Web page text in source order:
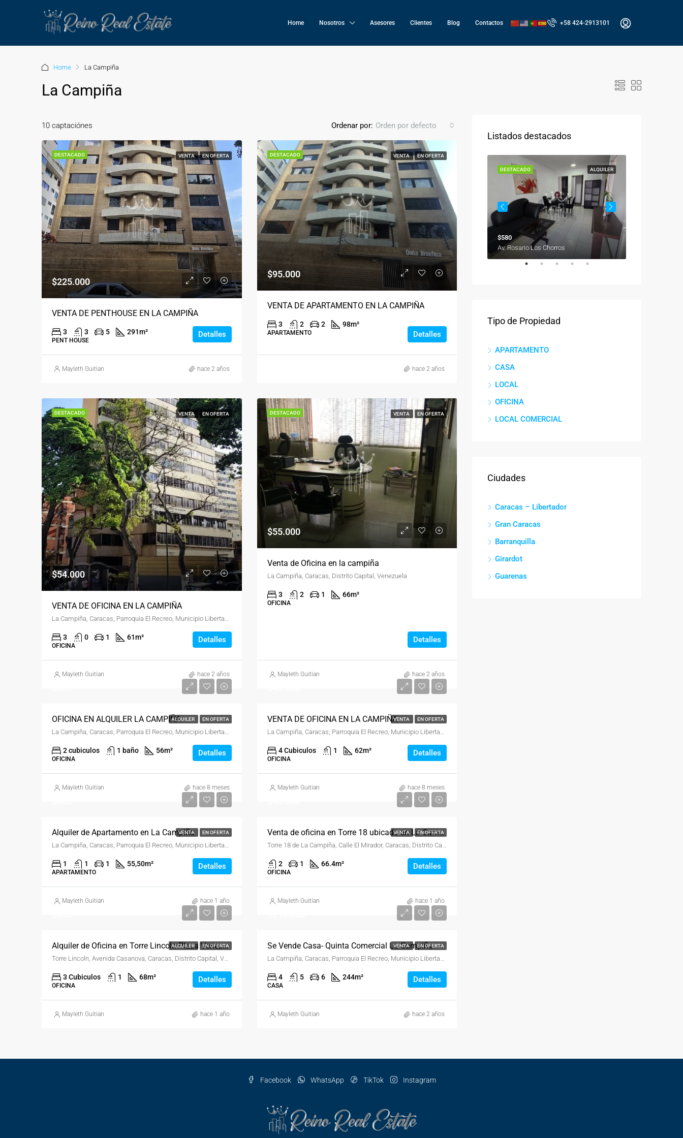
Home Nosotros Asesores Clientes Blog Contactos +58 424-2913101
Home La Campiña
La Campiña
10 captaciónes Ordenar por: Orden por defecto
DESTACADO VENTA EN OFERTA
$225.000
VENTA DE PENTHOUSE EN LA CAMPIÑA
3 3 5 291m²
PENT HOUSE
Detalles
Mayleth Guitian hace 2 años
DESTACADO VENTA EN OFERTA
$95.000
VENTA DE APARTAMENTO EN LA CAMPIÑA
3 2 2 98m²
APARTAMENTO Detalles
hace 2 años
DESTACADO VENTA EN OFERTA
$54.000
VENTA DE OFICINA EN LA CAMPIÑA
La Campiña, Caracas, Parroquia El Recreo, Municipio Libertador, Distrito Capital, 1052, Venezuela
3 0 1 61m²
OFICINA
Detalles
Mayleth Guitian hace 2 años
DESTACADO VENTA EN OFERTA
$55.000
Venta de Oficina en la campiña
La Campiña, Caracas, Distrito Capital, Venezuela
3 2 1 66m²
OFICINA
Detalles
Mayleth Guitian hace 2 años
ALQUILER EN OFERTA
OFICINA EN ALQUILER LA CAMPIÑA
La Campiña, Caracas, Parroquia El Recreo, Municipio Libertador, Distrito Capital, 1052, Venezuela
2 cubiculos 1 baño 56m²
OFICINA
Detalles
Mayleth Guitian hace 8 meses
VENTA EN OFERTA
VENTA DE OFICINA EN LA CAMPIÑA
La Campiña, Caracas, Parroquia El Recreo, Municipio Libertador, Distrito Capital, 1052, Venezuela
4 Cubiculos 1 62m²
OFICINA
Detalles
Mayleth Guitian hace 8 meses
VENTA EN OFERTA
Alquiler de Apartamento en La Campiña
La Campiña, Caracas, Parroquia El Recreo, Municipio Libertador, Distrito Capital, 1052, Venezuela
1 1 1 55,50m²
APARTAMENTO
Detalles
Mayleth Guitian hace 1 año
VENTA EN OFERTA
Venta de oficina en Torre 18 ubicado en La Campiña
Torre 18 de La Campiña, Calle El Mirador, Caracas, Distrito Capital, Venezuela
2 1 66.4m²
OFICINA
Detalles
Mayleth Guitian hace 1 año
ALQUILER EN OFERTA
Alquiler de Oficina en Torre Lincoln Plaza Venezuela
Torre Lincoln, Avenida Casanova, Caracas, Distrito Capital, Venezuela
3 Cubiculos 1 68m²
OFICINA
Detalles
Mayleth Guitian hace 1 año
VENTA EN OFERTA
Se Vende Casa- Quinta Comercial La Campiña
La Campiña, Caracas, Parroquia El Recreo, Municipio Libertador, Distrito Capital, 1052, Venezuela
4 5 6 244m²
CASA
Detalles
Mayleth Guitian hace 2 años
Listados destacados
DESTACADO
$220.000
ALQUILER
DESTACADO
$580
Av. Rosario Los Chorros
Tipo de Propiedad
APARTAMENTO
CASA
LOCAL
OFICINA
LOCAL COMERCIAL
Ciudades
Caracas – Libertador
Gran Caracas
Barranquilla
Girardot
Guarenas
Facebook WhatsApp TikTok Instagram